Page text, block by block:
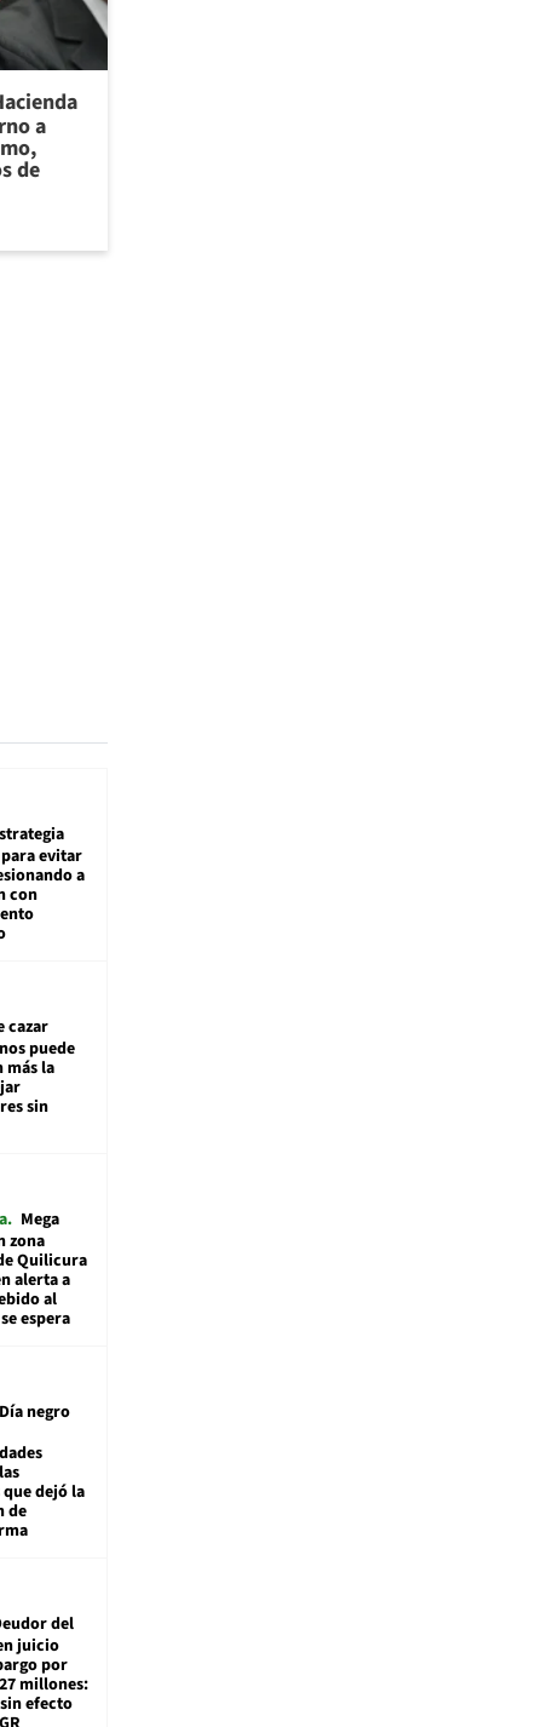
a
de
evitar
a
con
cazar
puede
más la
sin
Mega
zona
Quilicura
alerta a
al
espera
negro
dejó la
de
del
juicio
por
millones:
efecto